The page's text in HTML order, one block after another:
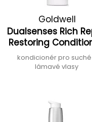
Goldwell
Dualsenses Rich
Restoring
kondicionér pro
lámavé vlasy